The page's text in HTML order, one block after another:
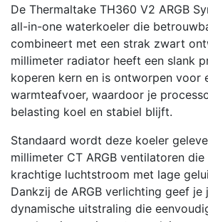
De Thermaltake TH360 V2 ARGB
all-in-one waterkoeler die
combineert met een strak zwart
millimeter radiator heeft een slank
koperen kern en is ontworpen voor
warmteafvoer, waardoor je
belasting koel en stabiel blijft.
Standaard wordt deze koeler
millimeter CT ARGB ventilatoren
krachtige luchtstroom met lage
Dankzij de ARGB verlichting geef je
dynamische uitstraling die